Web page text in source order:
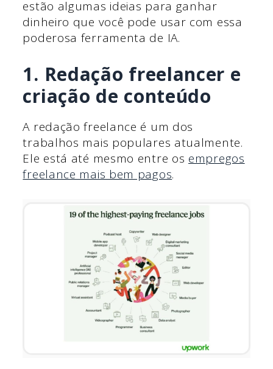
estão algumas ideias para ganhar
dinheiro que você pode usar com essa
poderosa ferramenta de IA.
1. Redação freelancer e
criação de conteúdo
A redação freelance é um dos
trabalhos mais populares atualmente.
Ele está até mesmo entre os empregos
freelance mais bem pagos.